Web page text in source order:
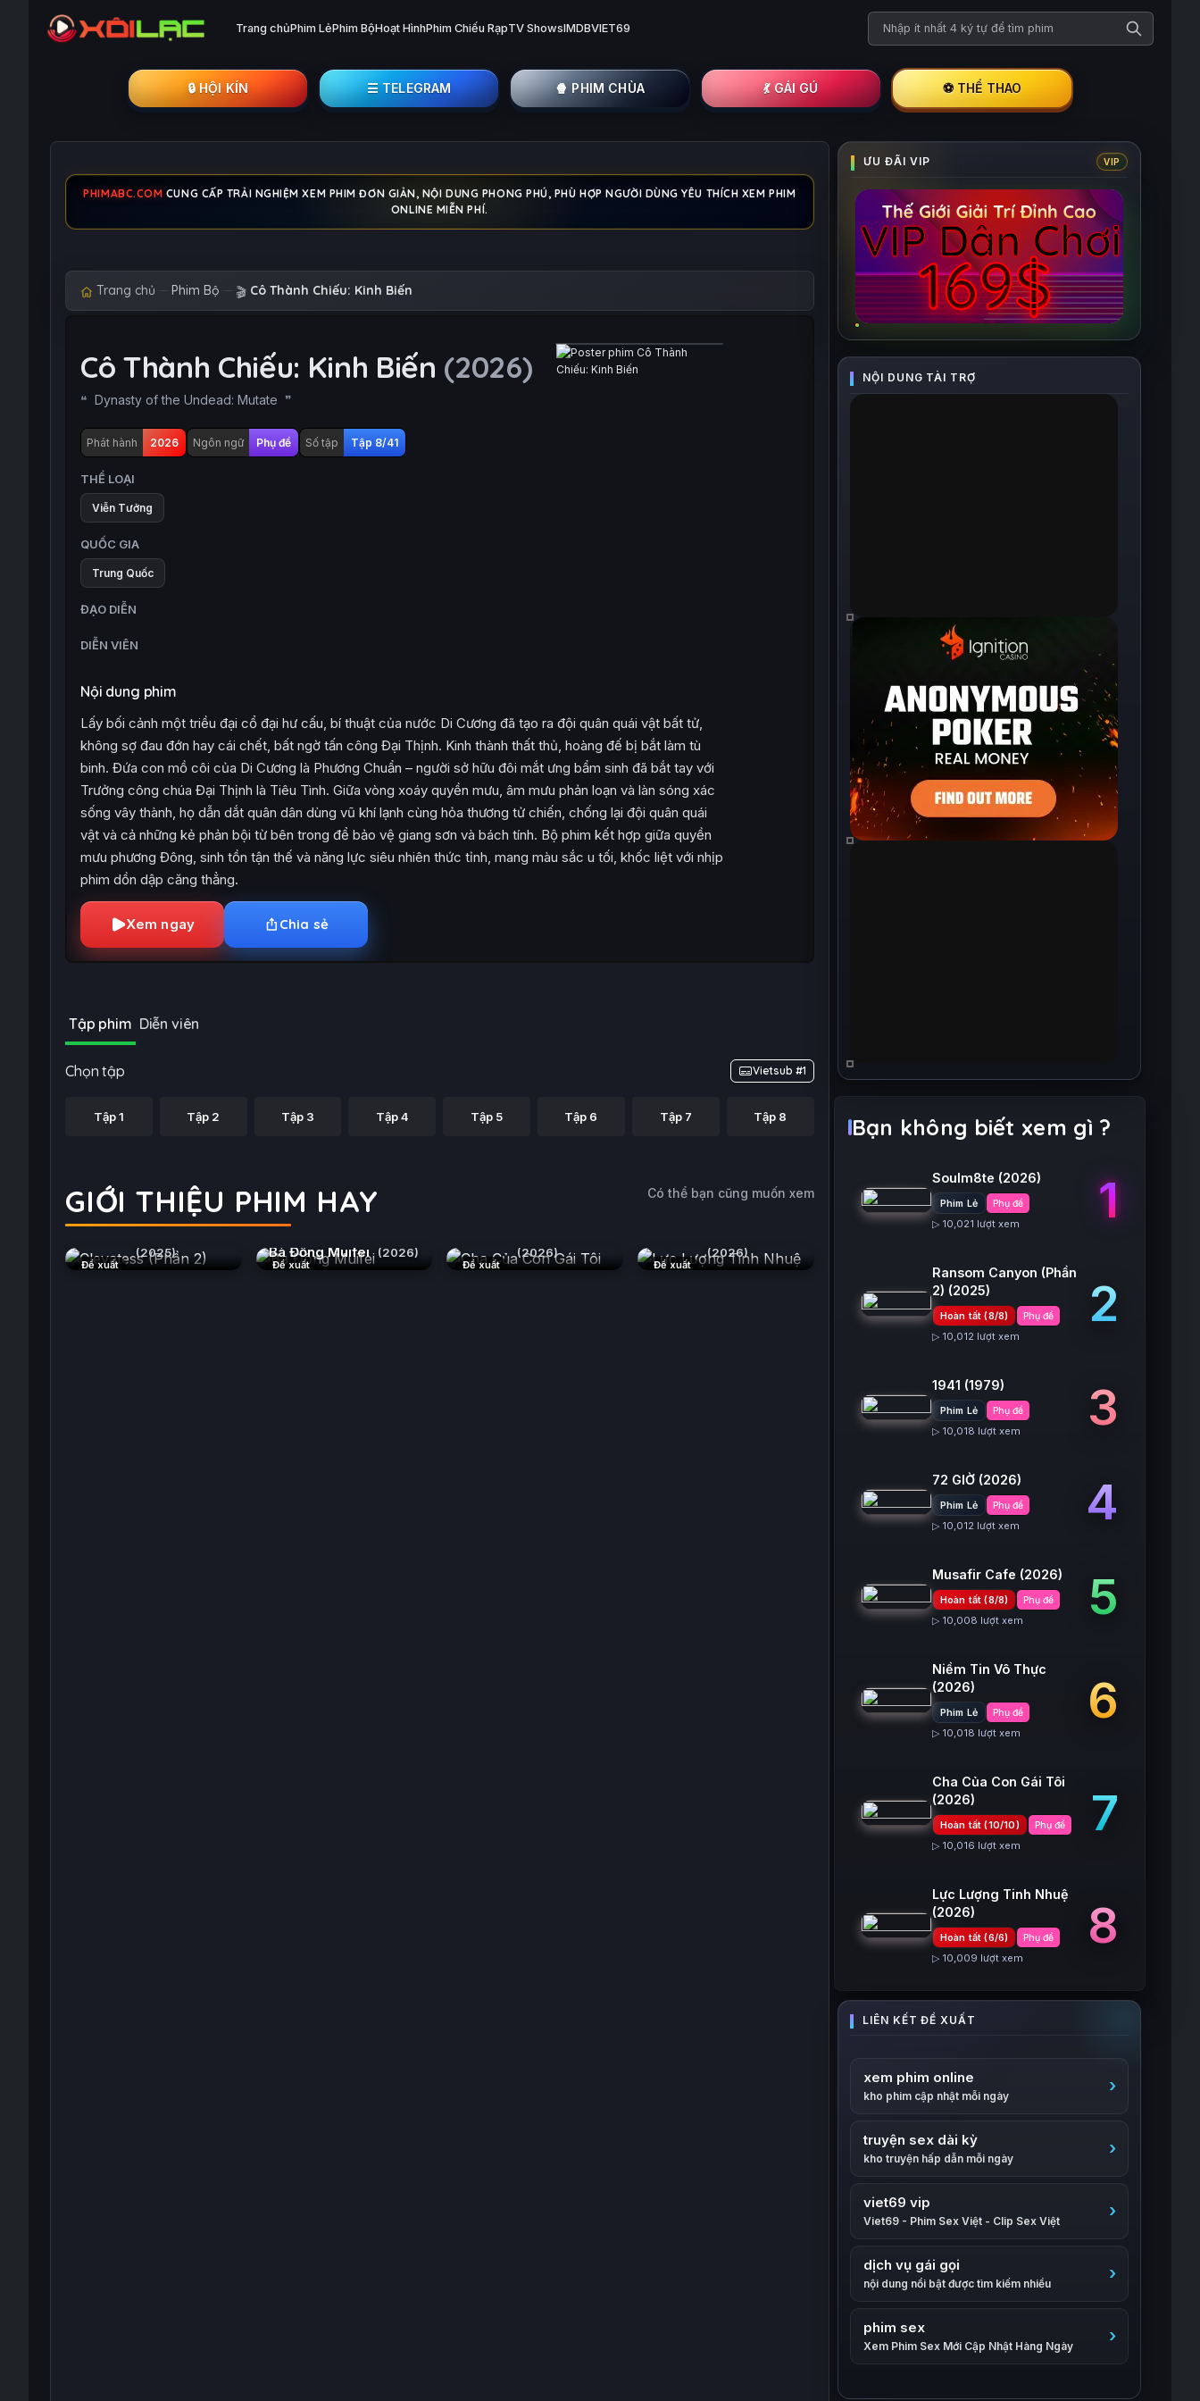
Trang chủPhim LẻPhim BộHoạt HìnhPhim Chiếu RạpTV ShowsIMDBVIET69 Tìm kiếm phim
🔒︎ HỘI KÍN ☰ TELEGRAM 🍿 PHIM CHÙA 💃 GÁI GÚ ⚽ THỂ THAO
PHIMABC.COM CUNG CẤP TRẢI NGHIỆM XEM PHIM ĐƠN GIẢN, NỘI DUNG PHONG PHÚ, PHÙ HỢP NGƯỜI DÙNG YÊU THÍCH XEM PHIM
ONLINE MIỄN PHÍ.
Trang chủ Phim Bộ 🎬 Cô Thành Chiếu: Kinh Biến
Cô Thành Chiếu: Kinh Biến (2026)
Dynasty of the Undead: Mutate
Phát hành 2026 Ngôn ngữ Phụ đề Số tập Tập 8/41
THỂ LOẠI
Viễn Tưởng
QUỐC GIA
Trung Quốc
ĐẠO DIỄN
DIỄN VIÊN
Nội dung phim
Lấy bối cảnh một triều đại cổ đại hư cấu, bí thuật của nước Di Cương đã tạo ra đội quân quái vật bất tử,
không sợ đau đớn hay cái chết, bất ngờ tấn công Đại Thịnh. Kinh thành thất thủ, hoàng đế bị bắt làm tù
binh. Đứa con mồ côi của Di Cương là Phương Chuẩn – người sở hữu đôi mắt ưng bẩm sinh đã bắt tay với
Trưởng công chúa Đại Thịnh là Tiêu Tình. Giữa vòng xoáy quyền mưu, âm mưu phản loạn và làn sóng xác
sống vây thành, họ dẫn dắt quân dân dùng vũ khí lạnh cùng hỏa thương tử chiến, chống lại đội quân quái
vật và cả những kẻ phản bội từ bên trong để bảo vệ giang sơn và bách tính. Bộ phim kết hợp giữa quyền
mưu phương Đông, sinh tồn tận thế và năng lực siêu nhiên thức tỉnh, mang màu sắc u tối, khốc liệt với nhịp
phim dồn dập căng thẳng.
Xem ngay Chia sẻ
Tập phim Diễn viên
Chọn tập Vietsub #1
Tập 1 Tập 2 Tập 3 Tập 4 Tập 5 Tập 6 Tập 7 Tập 8
GIỚI THIỆU PHIM HAY Có thể bạn cũng muốn xem
Đề xuất
(2025)
Đề xuất
Bà Đồng Muifei (2026)
Đề xuất
(2026)
Đề xuất
(2026)
Bạn không biết xem gì ?
Soulm8te (2026)
Phim Lẻ Phụ đề
▷ 10,021 lượt xem 1
Ransom Canyon (Phần
2) (2025)
Hoàn tất (8/8) Phụ đề
▷ 10,012 lượt xem
2
1941 (1979)
Phim Lẻ Phụ đề
▷ 10,018 lượt xem 3
72 GIỜ (2026)
Phim Lẻ Phụ đề
▷ 10,012 lượt xem 4
Musafir Cafe (2026)
Hoàn tất (8/8) Phụ đề
▷ 10,008 lượt xem 5
Niềm Tin Vô Thực
(2026)
Phim Lẻ Phụ đề
▷ 10,018 lượt xem
6
Cha Của Con Gái Tôi
(2026)
Hoàn tất (10/10) Phụ đề
▷ 10,016 lượt xem
7
Lực Lượng Tinh Nhuệ
(2026)
Hoàn tất (6/6) Phụ đề
▷ 10,009 lượt xem
8
xem phim online
kho phim cập nhật mỗi ngày
truyện sex dài kỳ
kho truyện hấp dẫn mỗi ngày
viet69 vip
Viet69 - Phim Sex Việt - Clip Sex Việt
dịch vụ gái gọi
nội dung nổi bật được tìm kiếm nhiều
phim sex
Xem Phim Sex Mới Cập Nhật Hàng Ngày